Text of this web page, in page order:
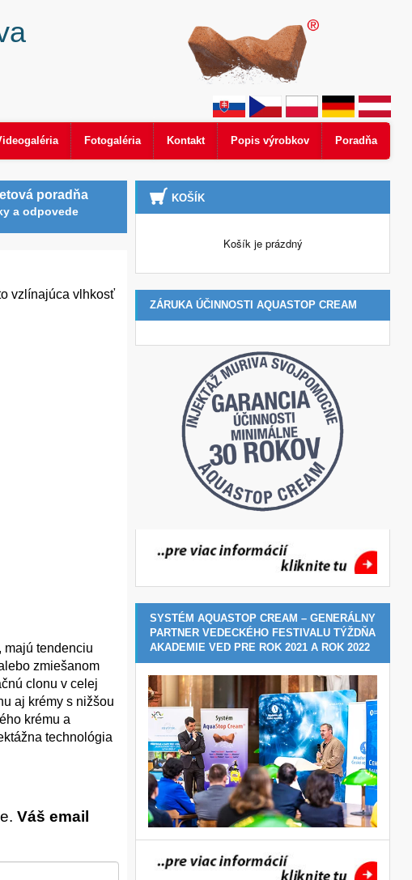
Fotogaléria Kontakt Popis výrobkov Poradňa
poradňa
a odpovede
vzlínajúca vlhkosť
​​majú tendenciu
zmiešanom
clonu v celej
aj krémy s nižšou
krému a
technológia
Váš email
KOŠÍK
Košík je prázdný
ZÁRUKA ÚČINNOSTI AQUASTOP CREAM
SYSTÉM AQUASTOP CREAM – GENERÁLNY
PARTNER VEDECKÉHO FESTIVALU TÝŽDŇA
AKADEMIE VED PRE ROK 2021 A ROK 2022